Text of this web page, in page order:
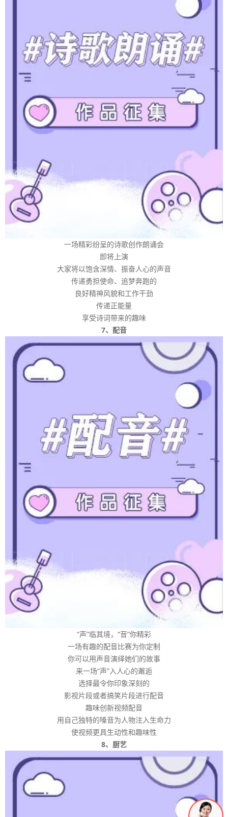
一场精彩纷呈的诗歌创作朗诵会
即将上演
大家将以饱含深情、振奋人心的声音
传递勇担使命、追梦奔跑的
良好精神风貌和工作干劲
传递正能量
享受诗词带来的趣味
7、配音
“声”临其境，“音”你精彩
一场有趣的配音比赛为你定制
你可以用声音演绎她们的故事
来一场“声”入人心的邂逅
选择最令你印象深刻的
影视片段或者搞笑片段进行配音
趣味创新视频配音
用自己独特的嗓音为人物注入生命力
使视频更具生动性和趣味性
8、厨艺